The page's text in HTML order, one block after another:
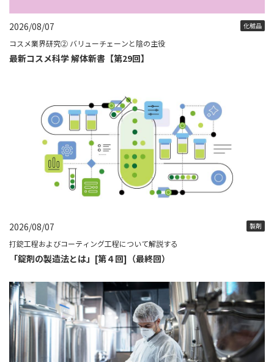
2026/08/07 化粧品
コスメ業界研究② バリューチェーンと陰の主役
最新コスメ科学 解体新書【第29回】
2026/08/07 製剤
打錠工程およびコーティング工程について解説する
「錠剤の製造法とは」[第４回]（最終回）